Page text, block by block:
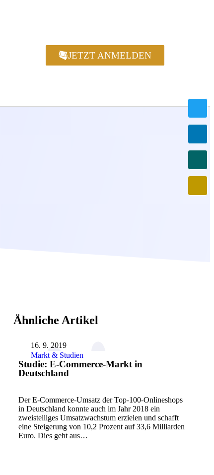
JETZT ANMELDEN
Ähnliche Artikel
16. 9. 2019
Markt & Studien
Studie: E-Commerce-Markt in
Deutschland
Der E-Commerce-Umsatz der Top-100-Onlineshops
in Deutschland konnte auch im Jahr 2018 ein
zweistelliges Umsatzwachstum erzielen und schafft
eine Steigerung von 10,2 Prozent auf 33,6 Milliarden
Euro. Dies geht aus…